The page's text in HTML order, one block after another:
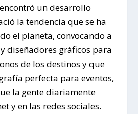
un desarrollo
la tendencia que se ha
el planeta, convocando a
diseñadores gráficos para
de los destinos y que
perfecta para eventos,
la gente diariamente
y en las redes sociales.